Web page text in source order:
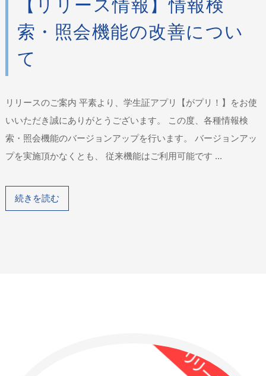
【リリース情報】情報検
索・照会機能の改善につい
て
リリースのご案内 平素より、学生証アプリ【がプリ！】をお使
いいただき誠にありがとうございます。 この度、各種情報検
索・照会機能のバージョンアップを行います。 バージョンアッ
プを実施頂かなくとも、 従来機能はご利用可能です ...
続きを読む